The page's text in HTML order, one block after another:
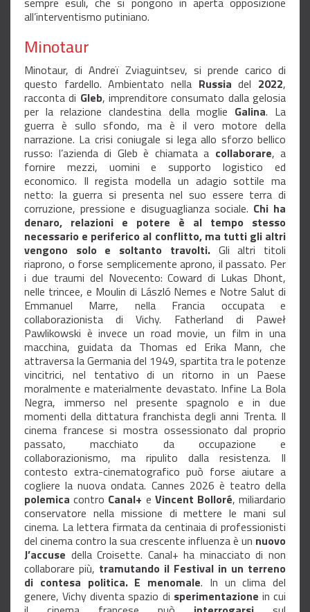
all’interventismo putiniano.
Minotaur
Minotaur, di Andreï Zviaguintsev, si prende carico di
questo fardello. Ambientato nella Russiadel 2022,
racconta di Gleb, imprenditore consumato dalla gelosia
per la relazione clandestina della moglie Galina. La
guerra è sullo sfondo, ma è il vero motore della
narrazione. La crisi coniugale si lega allo sforzo bellico
russo: l’azienda di Gleb è chiamata a collaborare, a
fornire mezzi, uomini e supporto logistico ed
economico. Il regista modella un adagio sottile ma
netto: la guerra si presenta nel suo essere terra di
corruzione, pressione e disuguaglianza sociale. Chi ha
denaro, relazioni e potere è al tempo stesso
necessario e periferico al conflitto, ma tutti gli altri
vengono solo e soltanto travolti.Gli altri titoli
riaprono, o forse semplicemente aprono, il passato. Per
i due traumi del Novecento: Coward di Lukas Dhont,
nelle trincee, e Moulin di László Nemes e Notre Salut di
Emmanuel Marre, nella Francia occupata e
collaborazionista di Vichy. Fatherland di Paweł
Pawlikowski è invece un road movie, un film in una
macchina, guidata da Thomas ed Erika Mann, che
attraversa la Germania del 1949, spartita tra le potenze
vincitrici, nel tentativo di un ritorno in un Paese
moralmente e materialmente devastato. Infine La Bola
Negra, immerso nel presente spagnolo e in due
momenti della dittatura franchista degli anni Trenta. Il
cinema francese si mostra ossessionato dal proprio
passato, macchiato da occupazione e
collaborazionismo, ma ripulito dalla resistenza. Il
contesto extra-cinematografico può forse aiutare a
cogliere la nuova ondata. Cannes 2026 è teatro della
polemicacontro Canal+ e Vincent Bolloré, miliardario
conservatore nella missione di mettere le mani sul
cinema. La lettera firmata da centinaia di professionisti
del cinema contro la sua crescente influenza è un nuovo
J’accuse della Croisette. Canal+ ha minacciato di non
collaborare più, tramutando il Festival in un terreno
di contesa politica. E menomale. In un clima del
genere, Vichy diventa spazio di sperimentazione in cui